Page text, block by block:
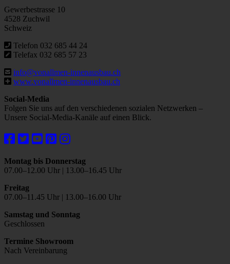
Gewerbestrasse 10
4528 Zuchwil
Schweiz
Telefon 032 685 44 24
Telefax 032 685 57 23
info@vonallmen-innenausbau.ch
www.vonallmen-innenausbau.ch
Social-Media
Folgen Sie uns auf den verschiedenen sozialen Netzwerken –
Unsere Social-Media-Kanäle auf einen Blick.
Montag bis Donnerstag
07.00–12.00 Uhr | 13.00–16.45 Uhr
Freitag
07.00–11.45 Uhr | 13.00–16.00 Uhr
Samstag und Sonntag
Geschlossen
Termine Showroom
Nach Vereinbarung